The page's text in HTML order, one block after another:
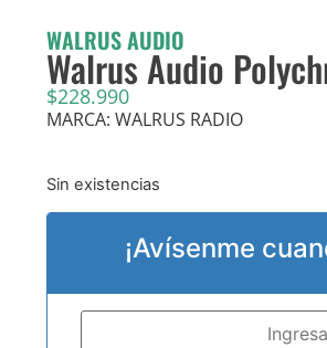
WALRUS AUDIO
Walrus Audio
$228.990
MARCA: WALRUS RADIO
Sin existencias
¡Avísenme